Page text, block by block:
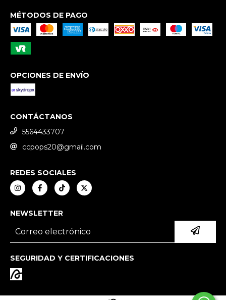
MÉTODOS DE PAGO
OPCIONES DE ENVÍO
CONTÁCTANOS
5564433707
ccpops20@gmail.com
REDES SOCIALES
NEWSLETTER
SEGURIDAD Y CERTIFICACIONES